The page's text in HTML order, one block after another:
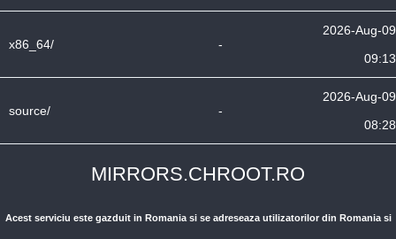
x86_64/ -
2026-Aug-09
09:13
source/ -
2026-Aug-09
08:28
MIRRORS.CHROOT.RO
Acest serviciu este gazduit in Romania si se adreseaza utilizatorilor din Romania si